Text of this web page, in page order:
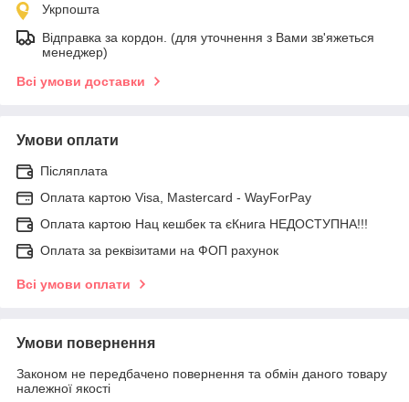
Укрпошта
Відправка за кордон. (для уточнення з Вами зв'яжеться
менеджер)
Всі умови доставки
Умови оплати
Післяплата
Оплата картою Visa, Mastercard - WayForPay
Оплата картою Нац кешбек та єКнига НЕДОСТУПНА!!!
Оплата за реквізитами на ФОП рахунок
Всі умови оплати
Умови повернення
Законом не передбачено повернення та обмін даного товару
належної якості